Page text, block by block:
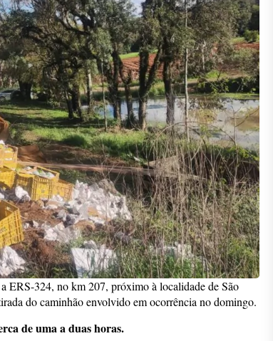
ERS-324, no km 207, próximo à localidade de São
do caminhão envolvido em ocorrência no domingo.
de uma a duas horas.